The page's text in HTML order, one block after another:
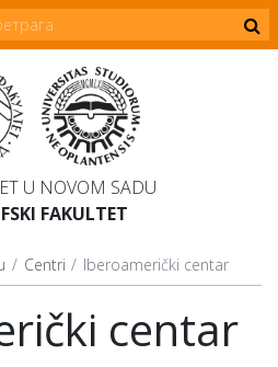
U NOVOM SADU
FAKULTET
Centri Iberoamerički centar
centar